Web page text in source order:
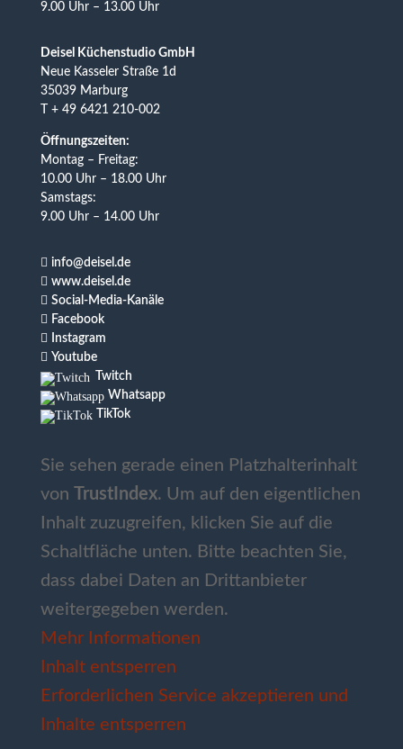
9.00 Uhr – 13.00 Uhr
Deisel Küchenstudio GmbH
Neue Kasseler Straße 1d
35039 Marburg
T + 49 6421 210-002
Öffnungszeiten:
Montag – Freitag:
10.00 Uhr – 18.00 Uhr
Samstags:
9.00 Uhr – 14.00 Uhr
 info@deisel.de
 www.deisel.de
 Social-Media-Kanäle
 Facebook
 Instagram
 Youtube
Twitch
Whatsapp
TikTok
Sie sehen gerade einen Platzhalterinhalt
von
TrustIndex. Um auf den eigentlichen
Inhalt zuzugreifen, klicken Sie auf die
Schaltfläche unten. Bitte beachten Sie,
dass dabei Daten an Drittanbieter
weitergegeben werden.
Mehr Informationen
Inhalt entsperren
Erforderlichen Service akzeptieren und
Inhalte entsperren